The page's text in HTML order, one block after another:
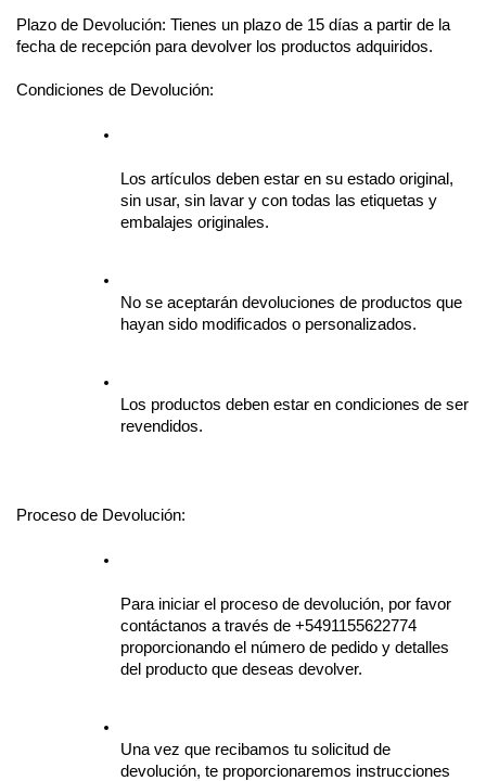
Plazo de Devolución: Tienes un plazo de 15 días a partir de la
fecha de recepción para devolver los productos adquiridos.
Condiciones de Devolución:
Los artículos deben estar en su estado original,
sin usar, sin lavar y con todas las etiquetas y
embalajes originales.
No se aceptarán devoluciones de productos que
hayan sido modificados o personalizados.
Los productos deben estar en condiciones de ser
revendidos.
Proceso de Devolución:
Para iniciar el proceso de devolución, por favor
contáctanos a través de +5491155622774
proporcionando el número de pedido y detalles
del producto que deseas devolver.
Una vez que recibamos tu solicitud de
devolución, te proporcionaremos instrucciones